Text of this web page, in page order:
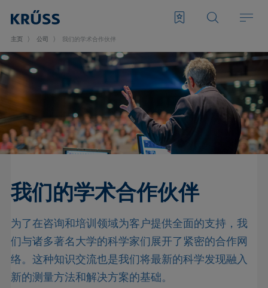
主页 公司 我们的学术合作伙伴
我们的学术合作伙伴
为了在咨询和培训领域为客户提供全面的支持，我
们与诸多著名大学的科学家们展开了紧密的合作网
络。这种知识交流也是我们将最新的科学发现融入
新的测量方法和解决方案的基础。